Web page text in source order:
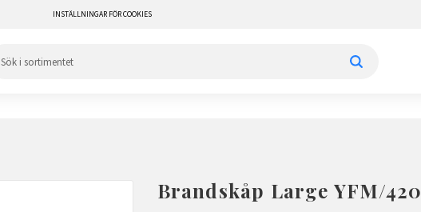
INSTÄLLNINGAR FÖR COOKIES
Brandskåp Large YFM/420